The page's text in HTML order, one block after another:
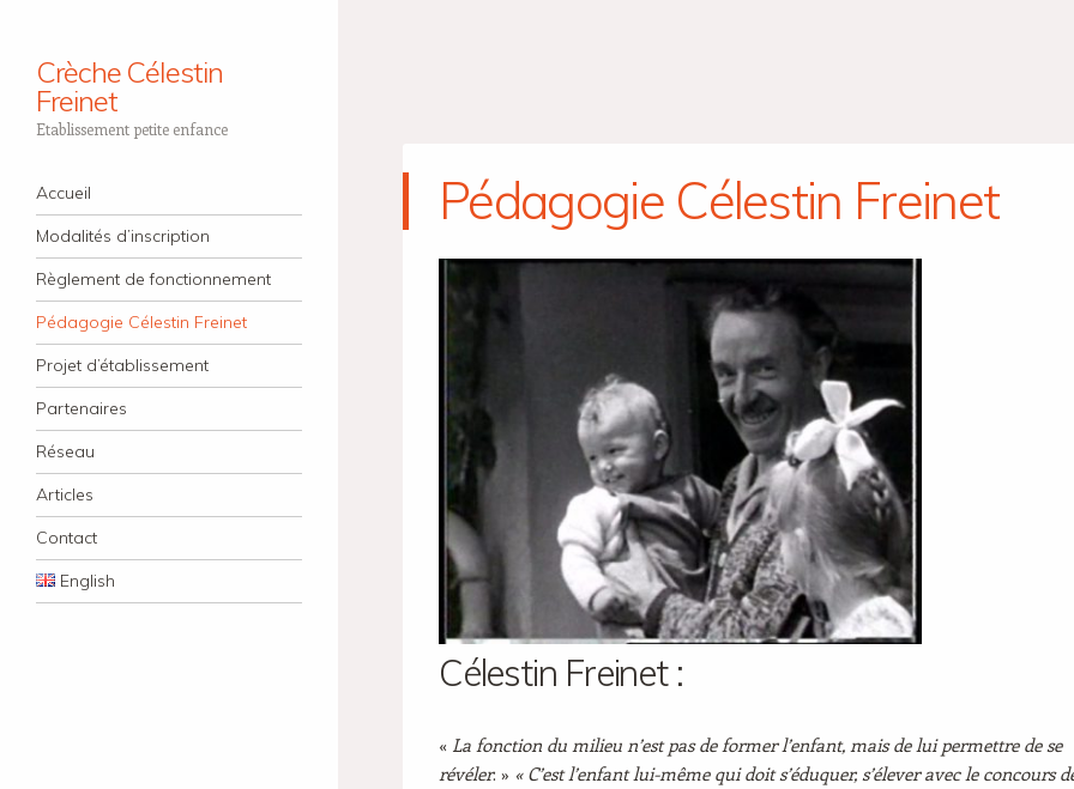
Crèche Célestin
Freinet
Etablissement petite enfance
Navigation
Aller au contenu principal
Accueil
Modalités d’inscription
Règlement de fonctionnement
Pédagogie Célestin Freinet
Projet d’établissement
Partenaires
Réseau
Articles
Contact
English
Pédagogie Célestin Freinet
Célestin Freinet :
« La fonction du milieu n’est pas de former l’enfant, mais de lui permettre de se
révéler. » « C’est l’enfant lui-même qui doit s’éduquer, s’élever avec le concours